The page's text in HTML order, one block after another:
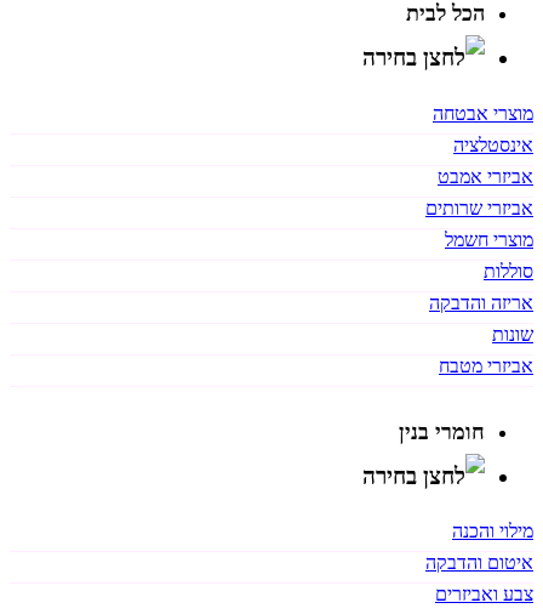
הכל לבית
מוצרי אבטחה
אינסטלציה
אביזרי אמבט
אביזרי שרותים
מוצרי חשמל
סוללות
אריזה והדבקה
שונות
אביזרי מטבח
חומרי בנין
מילוי והכנה
איטום והדבקה
צבע ואביזרים